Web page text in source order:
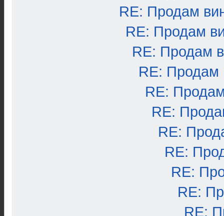
RE: Продам
RE: Продам
RE: Продам
RE: Продам
RE:
RE:
RE:
RE:
RE:
RE:
RE: